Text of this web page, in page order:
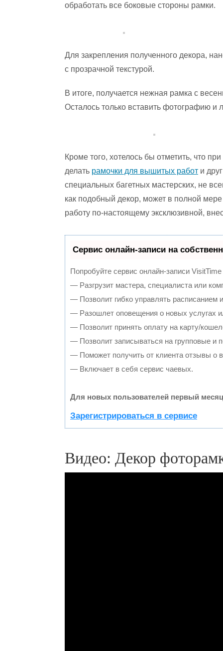
обработать все боковые стороны рамки.
Для закрепления полученного декора,
с прозрачной текстурой.
В итоге, получается нежная рамка с
Осталось только вставить фотографию и
Кроме того, хотелось бы отметить, что
делать рамочки для вышитых работ и
специальных багетных мастерских, не
как подобный декор, может в полной
работу по-настоящему эксклюзивной,
Сервис онлайн-записи на
Попробуйте сервис онлайн-записи
— Разгрузит мастера, специалиста или
— Позволит гибко управлять расписанием и
— Разошлет оповещения о новых услугах
— Позволит принять оплату на карту/
— Позволит записываться на групповые и
— Поможет получить от клиента отзывы о
— Включает в себя сервис чаевых.
Для новых пользователей первый
Зарегистрироваться в сервисе
Видео: Декор